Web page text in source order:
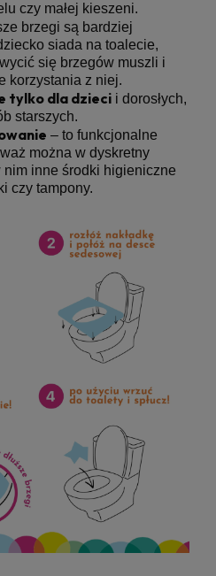
czy małej kieszeni.
brzegi są bardziej
siada na toalecie,
się brzegów muszli i
korzystania z niej.
tylko dla dzieci i dorosłych,
starszych.
– to funkcjonalne
można w dyskretny
inne środki higieniczne
czy tampony.